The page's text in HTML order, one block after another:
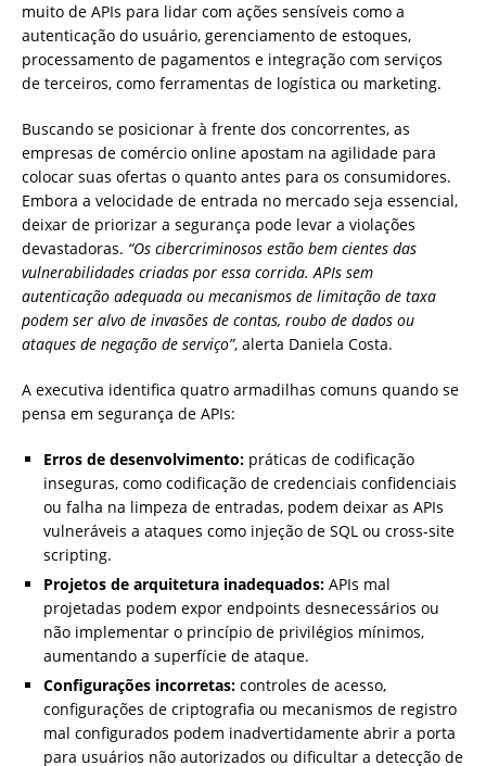
muito de APIs para lidar com ações sensíveis como a
autenticação do usuário, gerenciamento de estoques,
processamento de pagamentos e integração com serviços
de terceiros, como ferramentas de logística ou marketing.
Buscando se posicionar à frente dos concorrentes, as
empresas de comércio online apostam na agilidade para
colocar suas ofertas o quanto antes para os consumidores.
Embora a velocidade de entrada no mercado seja essencial,
deixar de priorizar a segurança pode levar a violações
devastadoras. “Os cibercriminosos estão bem cientes das
vulnerabilidades criadas por essa corrida. APIs sem
autenticação adequada ou mecanismos de limitação de taxa
podem ser alvo de invasões de contas, roubo de dados ou
ataques de negação de serviço”, alerta Daniela Costa.
A executiva identifica quatro armadilhas comuns quando se
pensa em segurança de APIs:
Erros de desenvolvimento: práticas de codificação
inseguras, como codificação de credenciais confidenciais
ou falha na limpeza de entradas, podem deixar as APIs
vulneráveis a ataques como injeção de SQL ou cross-site
scripting.
Projetos de arquitetura inadequados: APIs mal
projetadas podem expor endpoints desnecessários ou
não implementar o princípio de privilégios mínimos,
aumentando a superfície de ataque.
Configurações incorretas: controles de acesso,
configurações de criptografia ou mecanismos de registro
mal configurados podem inadvertidamente abrir a porta
para usuários não autorizados ou dificultar a detecção de